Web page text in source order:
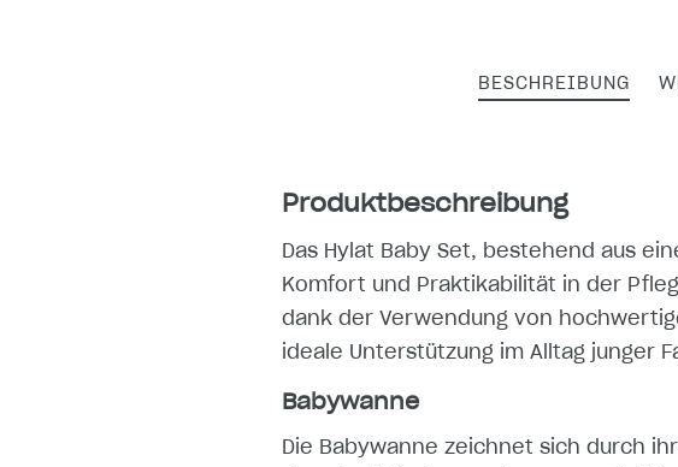
BESCHREIBUNG
Produktbeschreibung
Das Hylat Baby Set, bestehend aus
Komfort und Praktikabilität in der
dank der Verwendung von
ideale Unterstützung im Alltag junger
Babywanne
Die Babywanne zeichnet sich durch